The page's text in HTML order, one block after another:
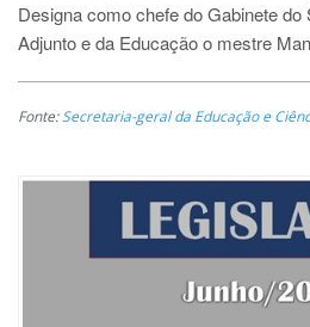
Designa como chefe do Gabinete
Adjunto e da Educação o mestre
Fonte:Secretaria-geral da Educação e